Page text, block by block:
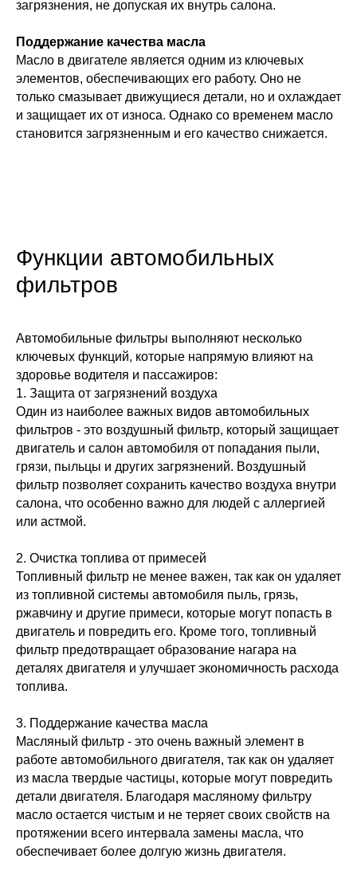
загрязнения, не допуская их внутрь салона.
Поддержание качества масла
Масло в двигателе является одним из ключевых
элементов, обеспечивающих его работу. Оно не
только смазывает движущиеся детали, но и охлаждает
и защищает их от износа. Однако со временем масло
становится загрязненным и его качество снижается.
Функции автомобильных
фильтров
Автомобильные фильтры выполняют несколько
ключевых функций, которые напрямую влияют на
здоровье водителя и пассажиров:
1. Защита от загрязнений воздуха
Один из наиболее важных видов автомобильных
фильтров - это воздушный фильтр, который защищает
двигатель и салон автомобиля от попадания пыли,
грязи, пыльцы и других загрязнений. Воздушный
фильтр позволяет сохранить качество воздуха внутри
салона, что особенно важно для людей с аллергией
или астмой.
2. Очистка топлива от примесей
Топливный фильтр не менее важен, так как он удаляет
из топливной системы автомобиля пыль, грязь,
ржавчину и другие примеси, которые могут попасть в
двигатель и повредить его. Кроме того, топливный
фильтр предотвращает образование нагара на
деталях двигателя и улучшает экономичность расхода
топлива.
3. Поддержание качества масла
Масляный фильтр - это очень важный элемент в
работе автомобильного двигателя, так как он удаляет
из масла твердые частицы, которые могут повредить
детали двигателя. Благодаря масляному фильтру
масло остается чистым и не теряет своих свойств на
протяжении всего интервала замены масла, что
обеспечивает более долгую жизнь двигателя.